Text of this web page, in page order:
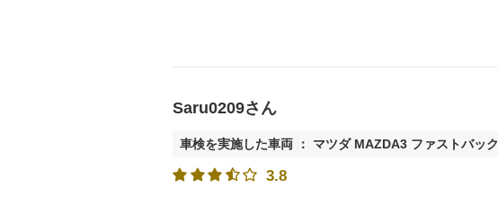
Saru0209さん
車検を実施した車両 ： マツダ MAZDA3 ファストバック
3.8